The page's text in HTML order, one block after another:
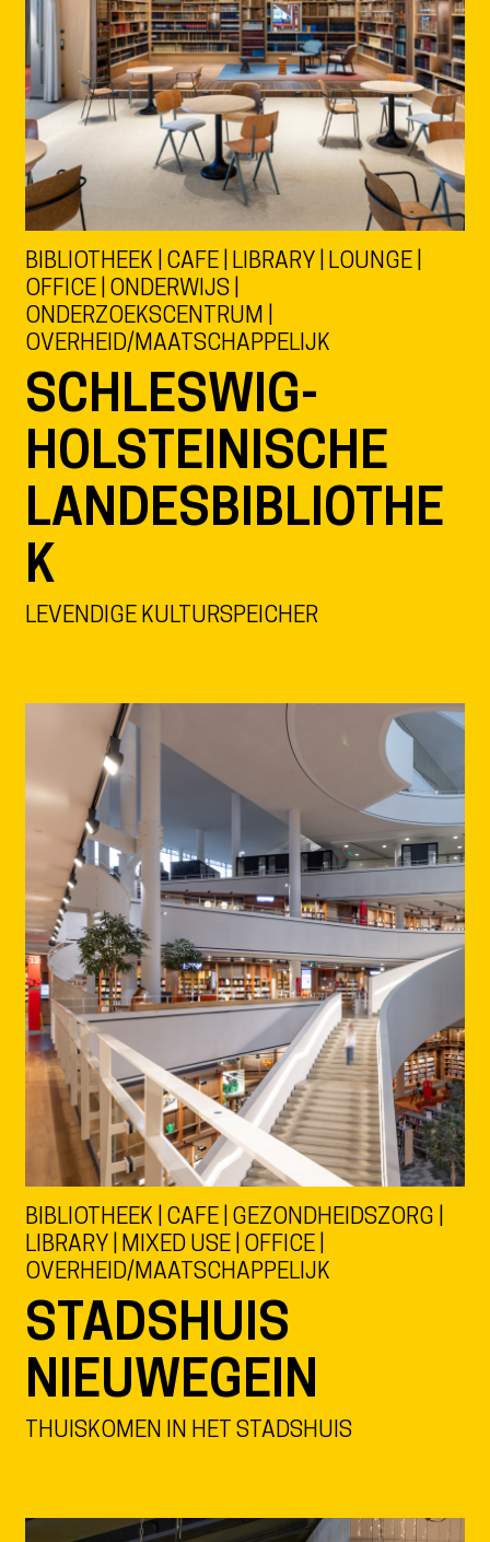
BIBLIOTHEEK | CAFE | LIBRARY | LOUNGE |
OFFICE | ONDERWIJS |
ONDERZOEKSCENTRUM |
OVERHEID/MAATSCHAPPELIJK
SCHLESWIG-
HOLSTEINISCHE
LANDESBIBLIOTHE
K
LEVENDIGE KULTURSPEICHER
BIBLIOTHEEK | CAFE | GEZONDHEIDSZORG |
LIBRARY | MIXED USE | OFFICE |
OVERHEID/MAATSCHAPPELIJK
STADSHUIS
NIEUWEGEIN
THUISKOMEN IN HET STADSHUIS